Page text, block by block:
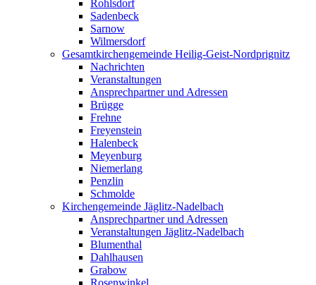
Rohlsdorf
Sadenbeck
Sarnow
Wilmersdorf
Gesamtkirchengemeinde Heilig-Geist-Nordprignitz
Nachrichten
Veranstaltungen
Ansprechpartner und Adressen
Brügge
Frehne
Freyenstein
Halenbeck
Meyenburg
Niemerlang
Penzlin
Schmolde
Kirchengemeinde Jäglitz-Nadelbach
Ansprechpartner und Adressen
Veranstaltungen Jäglitz-Nadelbach
Blumenthal
Dahlhausen
Grabow
Rosenwinkel